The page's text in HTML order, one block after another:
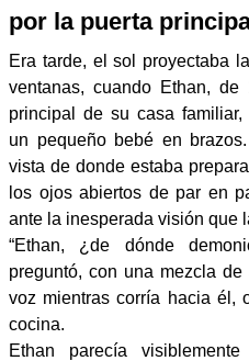
por la puerta
Era tarde, el sol proyectaba
ventanas, cuando Ethan,
principal de su casa
un pequeño bebé en
vista de donde estaba
los ojos abiertos de par en
ante la inesperada visión que
“Ethan, ¿de dónde
preguntó, con una mezcla
voz mientras corría hacia él,
cocina.
Ethan parecía